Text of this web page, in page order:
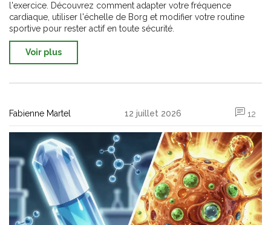
l'exercice. Découvrez comment adapter votre fréquence
cardiaque, utiliser l'échelle de Borg et modifier votre routine
sportive pour rester actif en toute sécurité.
Voir plus
Fabienne Martel 12 juillet 2026 12